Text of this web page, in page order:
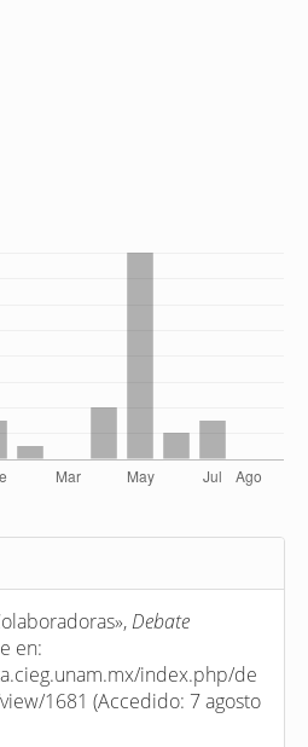
Debate
en:
index.php/de
1681 (Accedido: 7 agosto